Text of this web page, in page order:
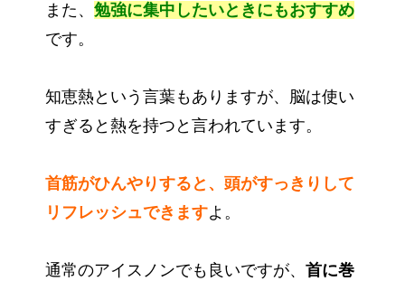
また、 勉強に集中したいときにもおすすめ
です。
知恵熱という言葉もありますが、脳は使い
すぎると熱を持つと言われています。
首筋がひんやりすると、頭がすっきりして
リフレッシュできますよ。
通常のアイスノンでも良いですが、 首に巻